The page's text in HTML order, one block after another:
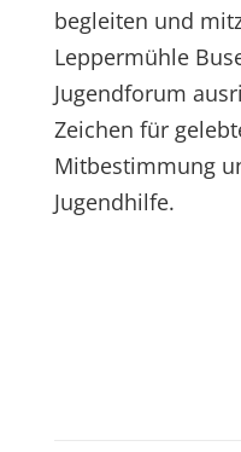
begleiten und
Leppermühle
Jugendforum
Zeichen für
Mitbestimmung
Jugendhilfe.